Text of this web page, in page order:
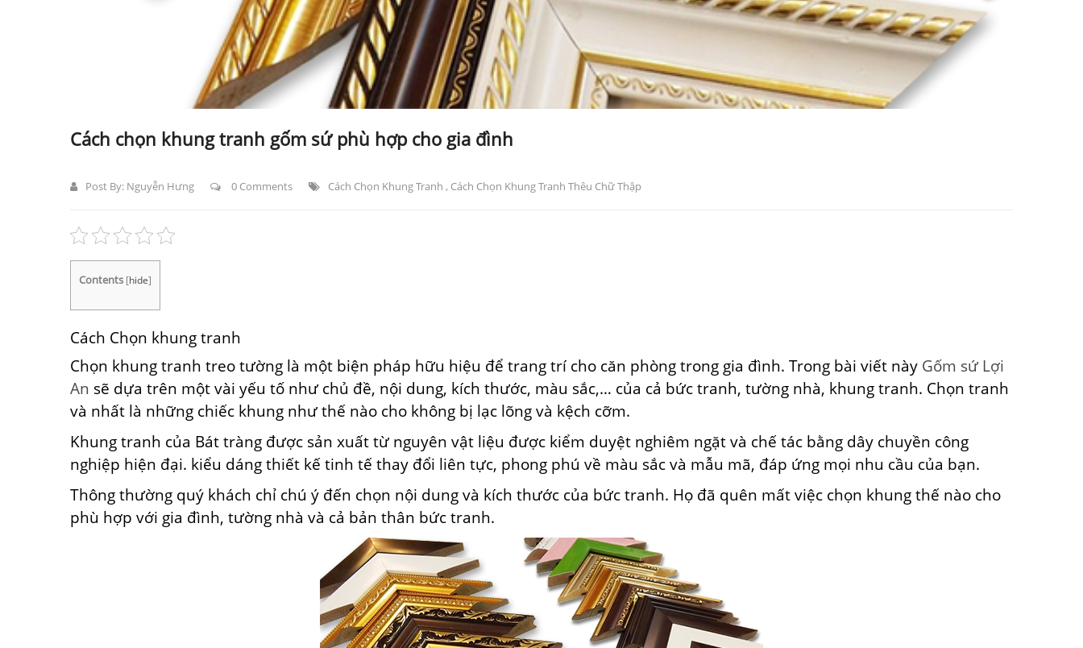
Cách chọn khung tranh gốm sứ phù hợp cho gia đình
Post By: Nguyễn Hưng 0 Comments Cách Chọn Khung Tranh , Cách Chọn Khung Tranh Thêu Chữ Thập
Contents [hide]
Cách Chọn khung tranh
Chọn khung tranh treo tường là một biện pháp hữu hiệu để trang trí cho căn phòng trong gia đình. Trong bài viết này Gốm sứ Lợi
An sẽ dựa trên một vài yếu tố như chủ đề, nội dung, kích thước, màu sắc,… của cả bức tranh, tường nhà, khung tranh. Chọn tranh
và nhất là những chiếc khung như thế nào cho không bị lạc lõng và kệch cỡm.
Khung tranh của Bát tràng được sản xuất từ nguyên vật liệu được kiểm duyệt nghiêm ngặt và chế tác bằng dây chuyền công
nghiệp hiện đại. kiểu dáng thiết kế tinh tế thay đổi liên tực, phong phú về màu sắc và mẫu mã, đáp ứng mọi nhu cầu của bạn.
Thông thường quý khách chỉ chú ý đến chọn nội dung và kích thước của bức tranh. Họ đã quên mất việc chọn khung thế nào cho
phù hợp với gia đình, tường nhà và cả bản thân bức tranh.